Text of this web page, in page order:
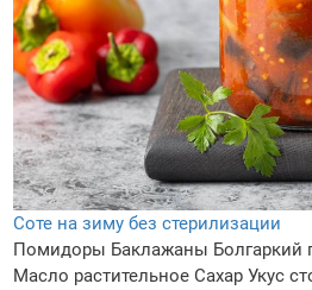
Соте на зиму без стерилизации
Помидоры Баклажаны Болгаркий
Масло растительное Сахар Укус